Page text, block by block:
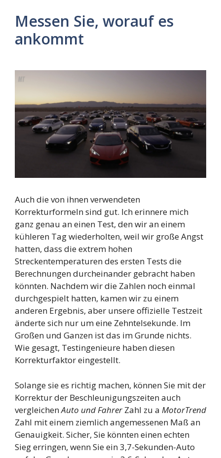
Messen Sie, worauf es
ankommt
Auch die von ihnen verwendeten
Korrekturformeln sind gut. Ich erinnere mich
ganz genau an einen Test, den wir an einem
kühleren Tag wiederholten, weil wir große Angst
hatten, dass die extrem hohen
Streckentemperaturen des ersten Tests die
Berechnungen durcheinander gebracht haben
könnten. Nachdem wir die Zahlen noch einmal
durchgespielt hatten, kamen wir zu einem
anderen Ergebnis, aber unsere offizielle Testzeit
änderte sich nur um eine Zehntelsekunde. Im
Großen und Ganzen ist das im Grunde nichts.
Wie gesagt, Testingenieure haben diesen
Korrekturfaktor eingestellt.
Solange sie es richtig machen, können Sie mit der
Korrektur der Beschleunigungszeiten auch
vergleichenAuto und FahrerZahl zu a MotorTrend
Zahl mit einem ziemlich angemessenen Maß an
Genauigkeit. Sicher, Sie könnten einen echten
Sieg erringen, wenn Sie ein 3,7-Sekunden-Auto